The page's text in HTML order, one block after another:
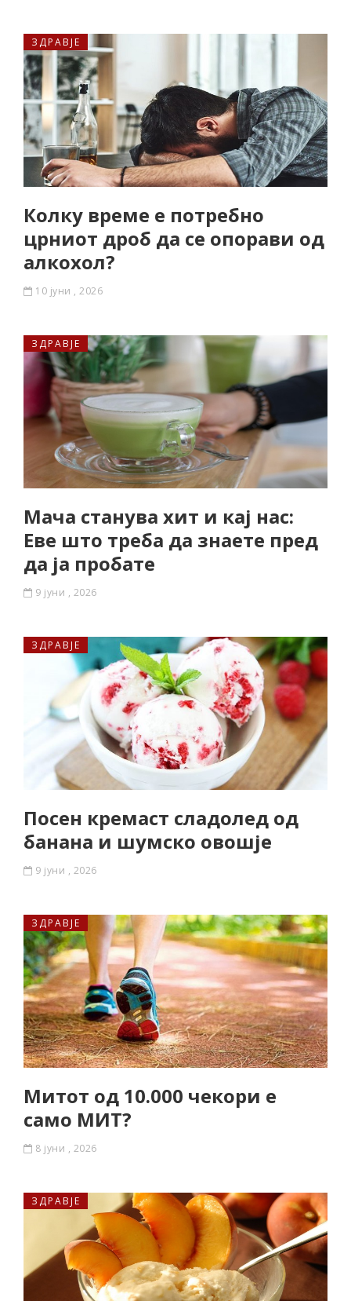
ЗДРАВЈЕ
Колку време е потребно
црниот дроб да се опорави од
алкохол?
10 јуни , 2026
ЗДРАВЈЕ
Мача станува хит и кај нас:
Еве што треба да знаете пред
да ја пробате
9 јуни , 2026
ЗДРАВЈЕ
Посен кремаст сладолед од
банана и шумско овошје
9 јуни , 2026
ЗДРАВЈЕ
Митот од 10.000 чекори е
само МИТ?
8 јуни , 2026
ЗДРАВЈЕ